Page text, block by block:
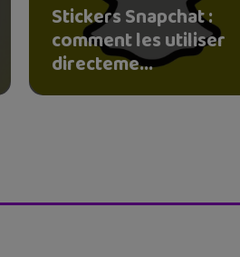
Stickers Snapchat :
comment les utiliser
directeme...